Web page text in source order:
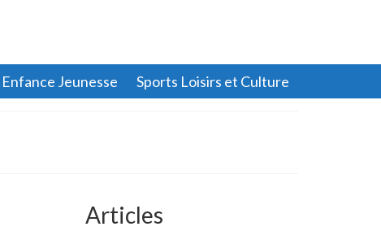
Enfance Jeunesse Sports Loisirs et Culture
Articles